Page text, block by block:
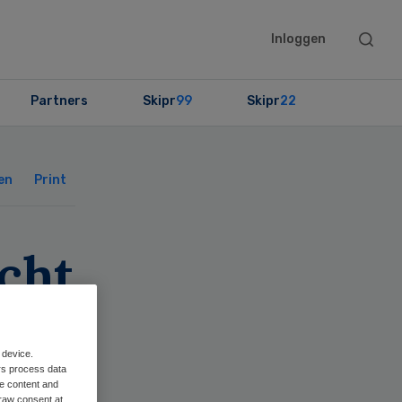
Inloggen
Search
Partners Skipr99 Skipr22
Print
process data
content and
consent at